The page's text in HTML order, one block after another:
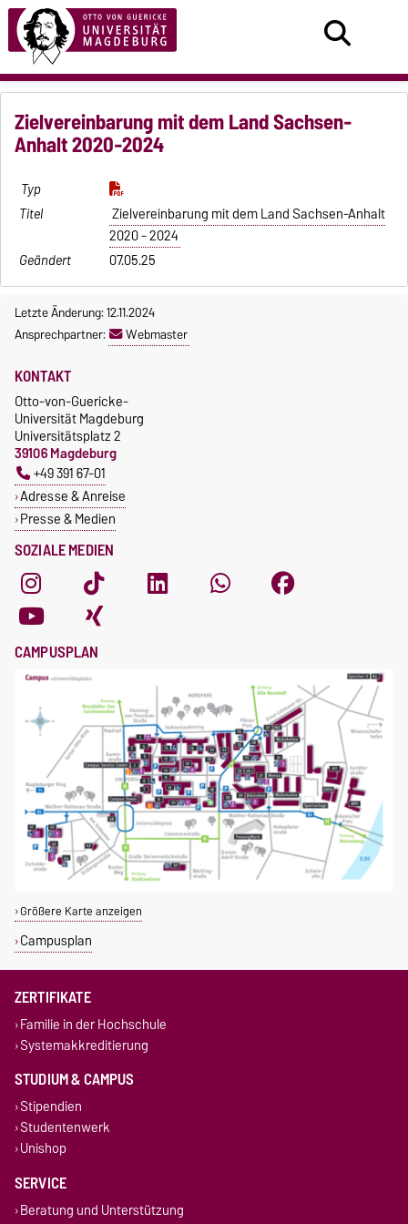
Zielvereinbarung mit dem Land Sachsen-
Anhalt 2020-2024
Zielvereinbarung mit dem Land Sachsen-Anhalt
2020 - 2024
07.05.25
Letzte Änderung: 12.11.2024
Ansprechpartner:
Webmaster
SOZIALE MEDIEN
KONTAKT
Otto-von-Guericke-
Universität Magdeburg
Universitätsplatz 2
39106 Magdeburg
+49 391 67-01
Adresse & Anreise
Presse & Medien
CAMPUSPLAN
Größere Karte anzeigen
Campusplan
ZERTIFIKATE
Familie in der Hochschule
Systemakkreditierung
STUDIUM & CAMPUS
Stipendien
Studentenwerk
Unishop
SERVICE
Beratung und Unterstützung